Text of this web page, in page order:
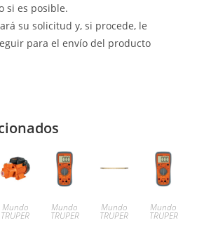
si es posible.
su solicitud y, si procede, le
para el envío del producto
Mundo
TRUPER
Mundo
TRUPER
Mundo
TRUPER
Mundo
TRUPER